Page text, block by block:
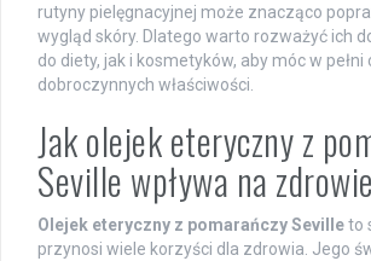
rutyny pielęgnacyjnej może znacząco
wygląd skóry. Dlatego warto rozważyć ich
do diety, jak i kosmetyków, aby móc w pełni
dobroczynnych właściwości.
Jak olejek eteryczny z
Seville wpływa na
Olejek eteryczny z pomarańczy Sevilleto
przynosi wiele korzyści dla zdrowia. Jego